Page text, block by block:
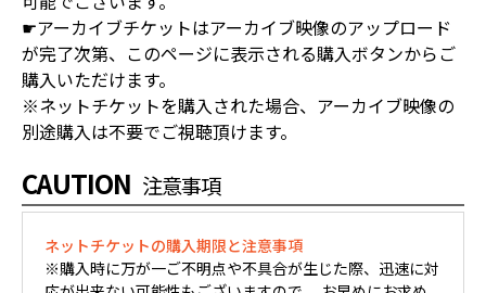
☛アーカイブチケットはアーカイブ映像のアップロード
が完了次第、このページに表示される購入ボタンからご
購入いただけます。
※ネットチケットを購入された場合、アーカイブ映像の
別途購入は不要でご視聴頂けます。
CAUTION 注意事項
ネットチケットの購入期限と注意事項
※購入時に万が一ご不明点や不具合が生じた際、迅速に対